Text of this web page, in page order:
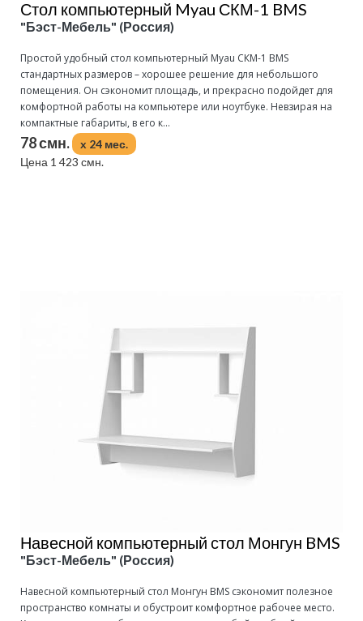
Стол компьютерный Myau СКМ-1 BMS
"Бэст-Мебель" (Россия)
Простой удобный стол компьютерный Myau СКМ-1 BMS
стандартных размеров – хорошее решение для небольшого
помещения. Он сэкономит площадь, и прекрасно подойдет для
комфортной работы на компьютере или ноутбуке. Невзирая на
компактные габариты, в его к...
78 смн.
x 24 мес.
Цена 1 423 смн.
Навесной компьютерный стол Монгун BMS
"Бэст-Мебель" (Россия)
Навесной компьютерный стол Монгун BMS сэкономит полезное
пространство комнаты и обустроит комфортное рабочее место.